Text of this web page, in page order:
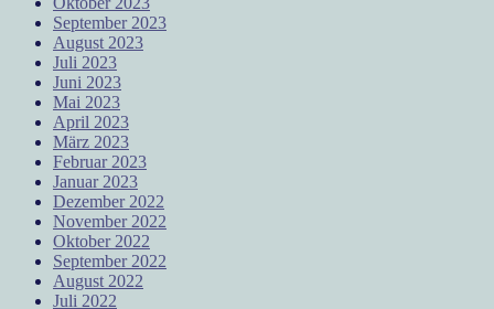
September 2023
August 2023
Juli 2023
Juni 2023
Mai 2023
April 2023
März 2023
Februar 2023
Januar 2023
Dezember 2022
November 2022
Oktober 2022
September 2022
August 2022
Juli 2022